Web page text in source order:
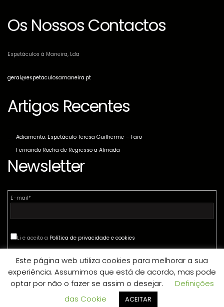
Os Nossos Contactos
Espetáculos à Maneira, Lda
geral@espetaculosamaneira.pt
Artigos Recentes
Adiamento: Espetáculo Teresa Guilherme – Faro
Fernando Rocha de Regresso a Almada
Newsletter
E-mail*
Li e aceito a Política de privacidade e cookies
Este página web utiliza cookies para melhorar a sua
experiência. Assumimos que está de acordo, mas pode
optar por não o fazer se assim o desejar.
Definições
das Cookie
ACEITAR